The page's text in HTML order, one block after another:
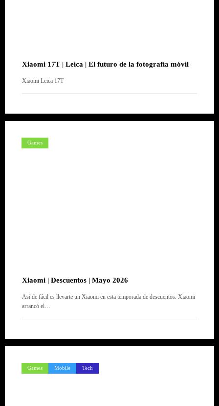
Xiaomi 17T | Leica | El futuro de la fotografía móvil
Xiaomi Leica 17T
Games
Xiaomi | Descuentos | Mayo 2026
Así de fácil es llevarte un Xiaomi en esta temporada de descuentos. Xiaomi
arrancó el…
Games Mobile Tech